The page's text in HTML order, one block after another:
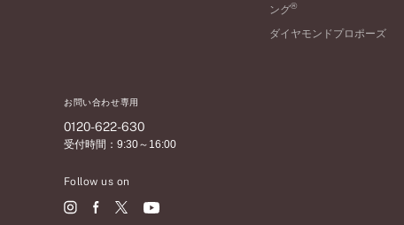
お問い合わせ専用
0120-622-630
受付時間：9:30～16:00
Follow us on
ング®
ダイヤモンドプロポーズ